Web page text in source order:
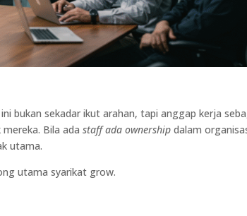
bukan sekadar ikut arahan, tapi anggap kerja
mereka. Bila adastaff ada ownership dalam
utama.
utama syarikat grow.